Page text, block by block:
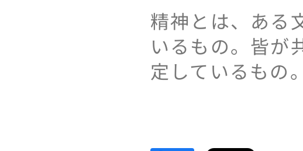
精神とは、ある
いるもの。皆が
定しているもの。